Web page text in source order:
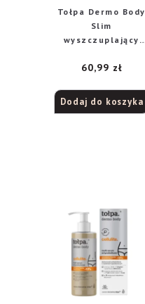
Tołpa Dermo Body
Slim
wyszczuplający
modelujący, 250 ml
60,99 zł
Dodaj do koszyka